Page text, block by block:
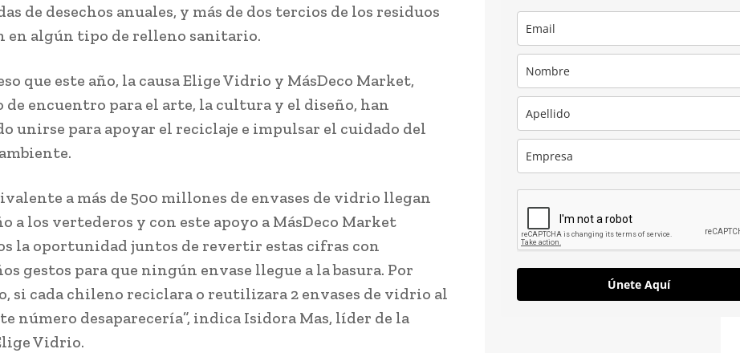
de desechos anuales, y más de dos tercios de los residuos
en algún tipo de relleno sanitario.
que este año, la causa Elige Vidrio y MásDeco Market,
de encuentro para el arte, la cultura y el diseño, han
unirse para apoyar el reciclaje e impulsar el cuidado del
a más de 500 millones de envases de vidrio llegan
a los vertederos y con este apoyo a MásDeco Market
la oportunidad juntos de revertir estas cifras con
gestos para que ningún envase llegue a la basura. Por
si cada chileno reciclara o reutilizara 2 envases de vidrio al
número desaparecería”, indica Isidora Mas, líder de la
Vidrio.
Únete Aquí